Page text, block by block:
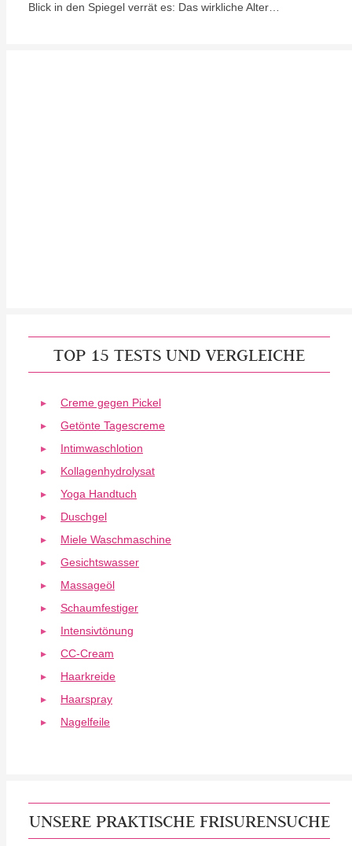
Blick in den Spiegel verrät es: Das wirkliche Alter…
TOP 15 TESTS UND VERGLEICHE
Creme gegen Pickel
Getönte Tagescreme
Intimwaschlotion
Kollagenhydrolysat
Yoga Handtuch
Duschgel
Miele Waschmaschine
Gesichtswasser
Massageöl
Schaumfestiger
Intensivtönung
CC-Cream
Haarkreide
Haarspray
Nagelfeile
UNSERE PRAKTISCHE FRISURENSUCHE